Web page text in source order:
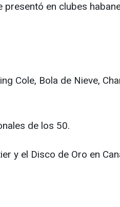
en clubes
Cole, Bola de Nieve,
de los 50.
y el Disco de Oro en